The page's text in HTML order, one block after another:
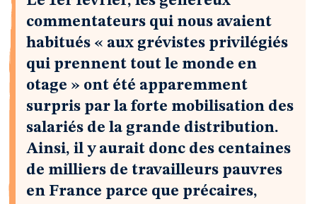
commentateurs qui nous avaient
habitués « aux grévistes privilégiés
qui prennent tout le monde en
otage » ont été apparemment
surpris par la forte mobilisation des
salariés de la grande distribution.
Ainsi, il y aurait donc des centaines
de milliers de travailleurs pauvres
en France parce que précaires,